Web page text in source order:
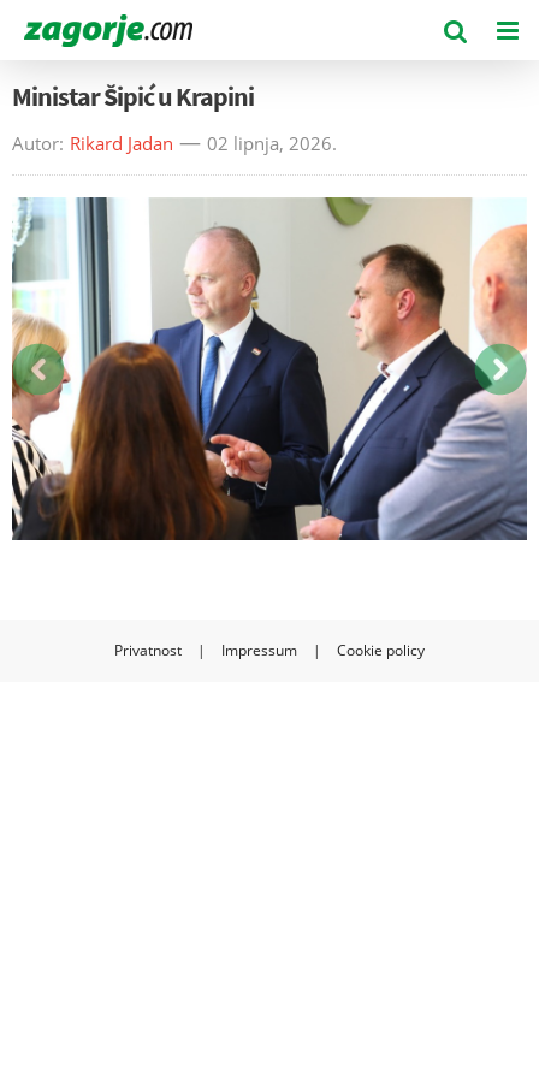
Ministar Šipić u Krapini
Autor: Rikard Jadan 02 lipnja, 2026.
Privatnost | Impressum | Cookie policy